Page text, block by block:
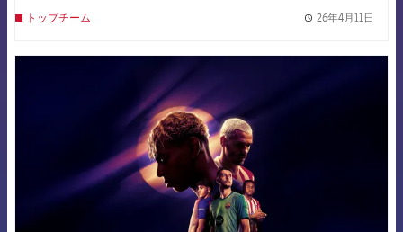
トップチーム 26年4月11日